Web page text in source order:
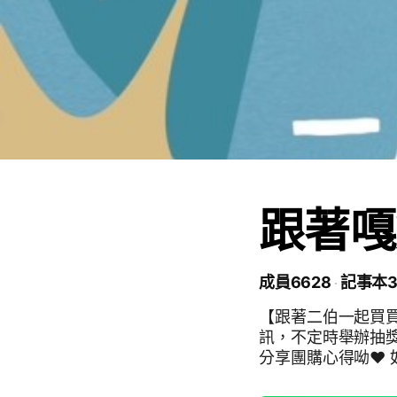
跟著
成員6628 記事本
【跟著二伯一起
訊，不定時舉辦抽獎活動～～ 本社群以團購
分享團購心得呦❤️ 如有hahababy訂購產品之相關問題，請搜尋官方line: